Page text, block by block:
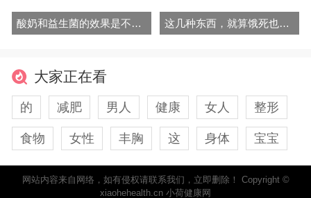
酸奶和益生菌的效果是不是一样? 两者冲突吗？ 这几种东西，就算饿死也不能吃！
大家正在看
的 减肥 男人 健康 女人 整形
食物 女性 丰胸 这 身体 宝宝
网站内容来自网络，如有侵权请联系我们，立即删除！ Copyright ©
xiaohehealth.cn 小荷健康网